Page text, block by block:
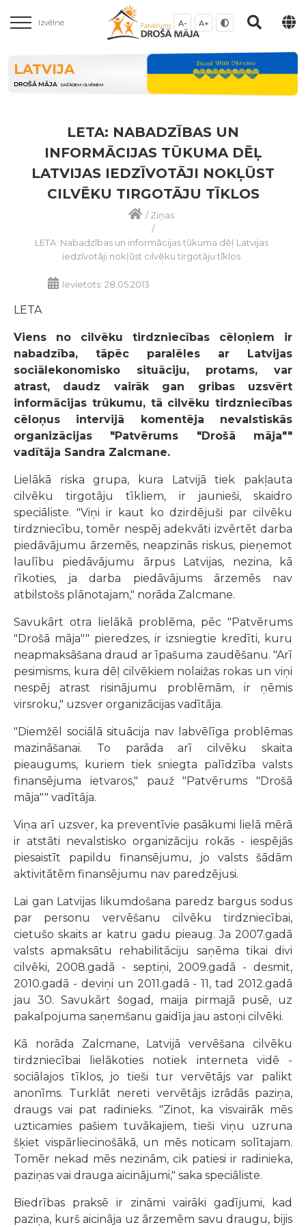
Izvēlne A- A+
LATVIJA
DROŠĀ MĀJA DAŽĀDIEM CILVĒKIEM
LETA: NABADZĪBAS UN
INFORMĀCIJAS TŪKUMA DĒĻ
LATVIJAS IEDZĪVOTĀJI NOKĻŪST
CILVĒKU TIRGOTĀJU TĪKLOS
/Ziņas
/
LETA: Nabadzības un informācijas tūkuma dēļ Latvijas
iedzīvotāji nokļūst cilvēku tirgotāju tīklos
Ievietots: 28.05.2013
LETA
Viens no cilvēku tirdzniecības cēloņiem ir
nabadzība, tāpēc paralēles ar Latvijas
sociālekonomisko situāciju, protams, var
atrast, daudz vairāk gan gribas uzsvērt
informācijas trūkumu, tā cilvēku tirdzniecības
cēloņus intervijā komentēja nevalstiskās
organizācijas "Patvērums "Drošā māja""
vadītāja Sandra Zalcmane.
Lielākā riska grupa, kura Latvijā tiek pakļauta
cilvēku tirgotāju tīkliem, ir jaunieši, skaidro
speciāliste. "Viņi ir kaut ko dzirdējuši par cilvēku
tirdzniecību, tomēr nespēj adekvāti izvērtēt darba
piedāvājumu ārzemēs, neapzinās riskus, pieņemot
laulību piedāvājumu ārpus Latvijas, nezina, kā
rīkoties, ja darba piedāvājums ārzemēs nav
atbilstošs plānotajam," norāda Zalcmane.
Savukārt otra lielākā problēma, pēc "Patvērums
"Drošā māja"" pieredzes, ir izsniegtie kredīti, kuru
neapmaksāšana draud ar īpašuma zaudēšanu. "Arī
pesimisms, kura dēļ cilvēkiem nolaižas rokas un viņi
nespēj atrast risinājumu problēmām, ir ņēmis
virsroku," uzsver organizācijas vadītāja.
"Diemžēl sociālā situācija nav labvēlīga problēmas
mazināšanai. To parāda arī cilvēku skaita
pieaugums, kuriem tiek sniegta palīdzība valsts
finansējuma ietvaros," pauž "Patvērums "Drošā
māja"" vadītāja.
Viņa arī uzsver, ka preventīvie pasākumi lielā mērā
ir atstāti nevalstisko organizāciju rokās - iespējās
piesaistīt papildu finansējumu, jo valsts šādām
aktivitātēm finansējumu nav paredzējusi.
Lai gan Latvijas likumdošana paredz bargus sodus
par personu vervēšanu cilvēku tirdzniecībai,
cietušo skaits ar katru gadu pieaug. Ja 2007.gadā
valsts apmaksātu rehabilitāciju saņēma tikai divi
cilvēki, 2008.gadā - septiņi, 2009.gadā - desmit,
2010.gadā - deviņi un 2011.gadā - 11, tad 2012.gadā
jau 30. Savukārt šogad, maija pirmajā pusē, uz
pakalpojuma saņemšanu gaidīja jau astoņi cilvēki.
Kā norāda Zalcmane, Latvijā vervēšana cilvēku
tirdzniecībai lielākoties notiek interneta vidē -
sociālajos tīklos, jo tieši tur vervētājs var palikt
anonīms. Turklāt nereti vervētājs izrādās paziņa,
draugs vai pat radinieks. "Zinot, ka visvairāk mēs
uzticamies pašiem tuvākajiem, tieši viņu uzruna
šķiet vispārliecinošākā, un mēs noticam solītajam.
Tomēr nekad mēs nezinām, cik patiesi ir radinieka,
paziņas vai drauga aicinājumi," saka speciāliste.
Biedrības praksē ir zināmi vairāki gadījumi, kad
paziņa, kurš aicināja uz ārzemēm savu draugu, bijis